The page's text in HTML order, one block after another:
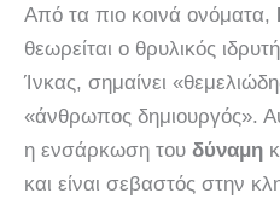
Από τα πιο κοινά ονόματα,
θεωρείται ο θρυλικός
Ίνκας, σημαίνει
«άνθρωπος δημιουργός».
η ενσάρκωση του δύναμη
και είναι σεβαστός στην